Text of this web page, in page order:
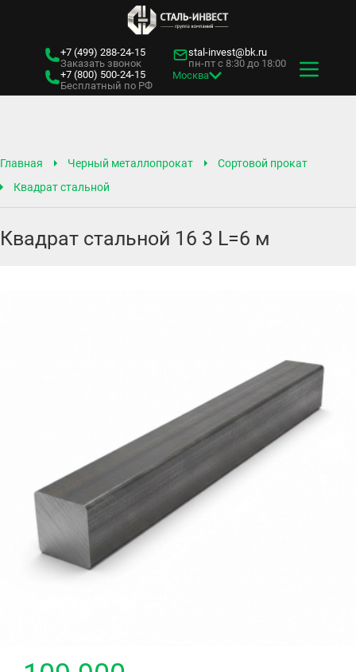
+7 (499) 288-24-15
Заказать звонок
+7 (800) 500-24-15
Бесплатный по РФ
stal-invest@bk.ru
пн-пт с 8:30 до 18:00
Москва
Главная Черный металлопрокат
Сортовой прокат
Квадрат стальной
Квадрат стальной 16 3 L=6 м